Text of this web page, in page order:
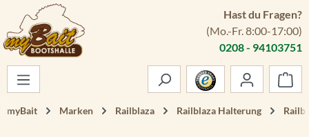
Zum Hauptinhalt springen
Hast du Fragen?
(Mo.-Fr. 8:00-17:00)
0208 - 94103751
myBait Marken Railblaza Railblaza Halterung